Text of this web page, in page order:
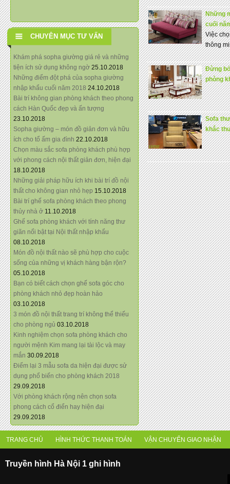
CHUYÊN MỤC TƯ VẤN
Khám phá sopha giường giá rẻ và những
tiện ích sử dụng không ngờ 25.10.2018
Những điểm đột phá của sopha giường
nhập khẩu cuối năm 2018 24.10.2018
Bài trí không gian phòng khách theo phong
cách Hàn Quốc đẹp và ấn tượng
23.10.2018
Sopha giường – món đồ giản đơn và hữu
ích cho tổ ấm gia đình 22.10.2018
Chọn màu sắc sofa phòng khách phù hợp
với phong cách nội thất giản đơn, hiện đại
18.10.2018
Những giải pháp hữu ích khi bài trí đồ nội
thất cho không gian nhỏ hẹp 15.10.2018
Bài trí ghế sofa phòng khách theo phong
thủy nhà ở 11.10.2018
Ghế sofa phòng khách với tính năng thư
giãn nổi bật tại Nội thất nhập khẩu
08.10.2018
Món đồ nội thất nào sẽ phù hợp cho cuộc
sống của những vị khách hàng bận rộn?
05.10.2018
Bạn có biết cách chọn ghế sofa góc cho
phòng khách nhỏ đẹp hoàn hảo
03.10.2018
3 món đồ nội thất trang trí không thể thiếu
cho phòng ngủ 03.10.2018
Kinh nghiệm chọn sofa phòng khách cho
người mệnh Kim mang lại tài lộc và may
mắn 30.09.2018
Điểm lại 3 mẫu sofa da hiện đại được sử
dụng phổ biến cho phòng khách 2018
29.09.2018
Với phòng khách rộng nên chọn sofa
phong cách cổ điển hay hiện đại
29.09.2018
Những
cuối
Việc
thông
Đừng
phòng
Sofa
khắc
TRANG CHỦ HÌNH THỨC THANH TOÁN VẬN CHUYỂN GIAO NHẬN
Truyền hình Hà Nội 1 ghi hình